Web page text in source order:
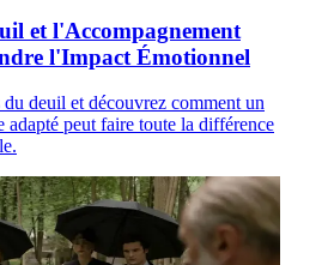
et l'Accompagnement
l'Impact Émotionnel
deuil et découvrez comment un
adapté peut faire toute la différence